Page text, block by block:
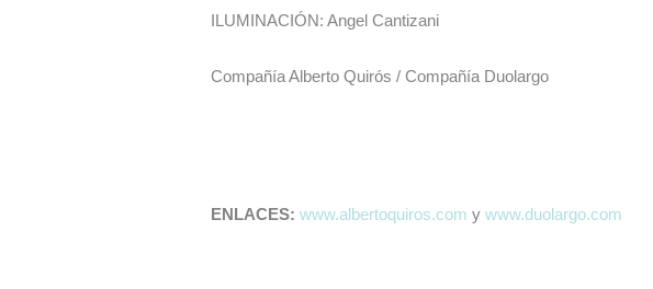
ILUMINACIÓN: Angel Cantizani
Compañía Alberto Quirós / Compañía Duolargo
ENLACES:www.albertoquiros.com ywww.duolargo.com